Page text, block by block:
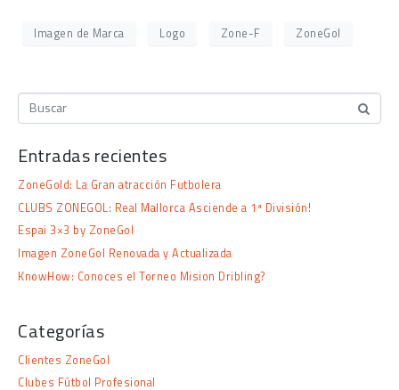
Imagen de Marca Logo Zone-F ZoneGol
Entradas recientes
ZoneGold: La Gran atracción Futbolera
CLUBS ZONEGOL: Real Mallorca Asciende a 1ª División!
Espai 3×3 by ZoneGol
Imagen ZoneGol Renovada y Actualizada
KnowHow: Conoces el Torneo Mision Dribling?
Categorías
Clientes ZoneGol
Clubes Fútbol Profesional